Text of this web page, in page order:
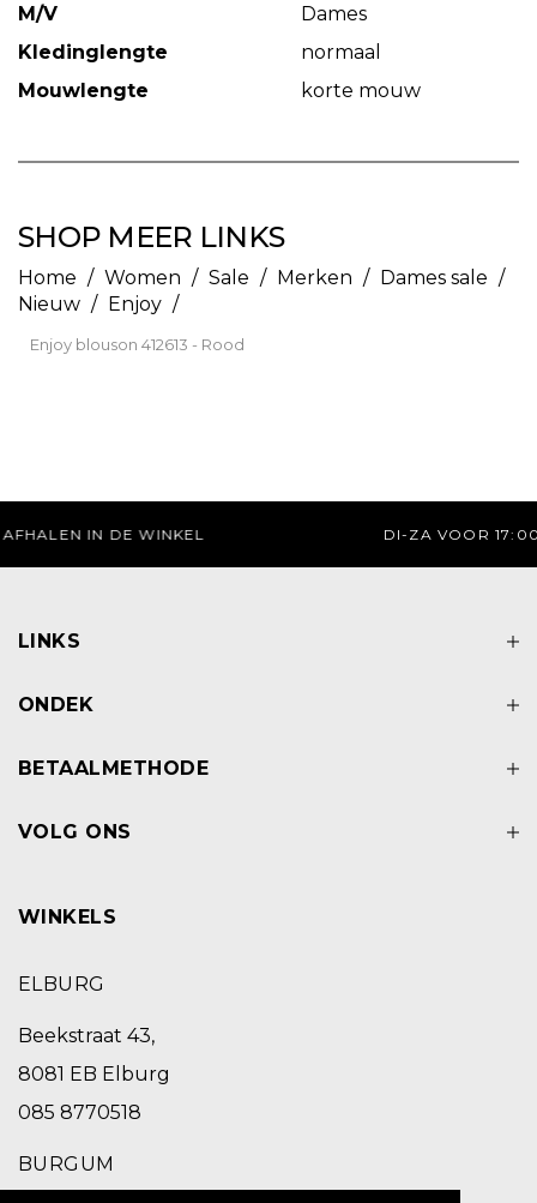
M/V
Dames
Kledinglengte
normaal
Mouwlengte
korte mouw
SHOP MEER LINKS
Home / Women / Sale / Merken / Dames sale /
Nieuw / Enjoy /
Enjoy blouson 412613 - Rood
DI-ZA VOOR 17:00 UUR BESTELD, ZELFDE DAG VERZONDEN.
LINKS
ONDEK
BETAALMETHODE
VOLG ONS
WINKELS
ELBURG
Beekstraat 43,
8081 EB Elburg
085 8770518
BURGUM